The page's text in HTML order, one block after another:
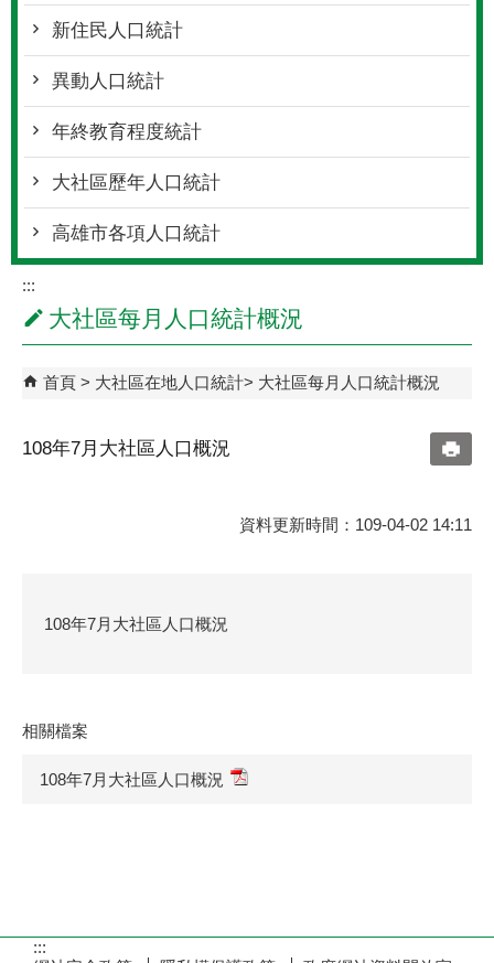
新住民人口統計
異動人口統計
年終教育程度統計
大社區歷年人口統計
高雄市各項人口統計
:::
大社區每月人口統計概況
首頁 大社區在地人口統計 大社區每月人口統計概況
108年7月大社區人口概況
資料更新時間：109-04-02 14:11
108年7月大社區人口概況
相關檔案
108年7月大社區人口概況
:::